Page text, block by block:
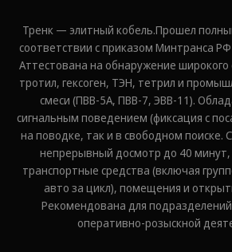
Тренк — элитный кобель.Прошел
соответствии с приказом Минтранса
Аттестована на обнаружение широкого
тротил, гексоген, ТЭН, тетрил и
смеси (ПВВ-5А, ПВВ-7, ЭВВ-11).
сигнальным поведением (фиксация с
на поводке, так и в свободном поиске.
непрерывный досмотр до 40 минут,
транспортные средства (включая
авто за цикл), помещения и
Рекомендована для
оперативно-розыскной